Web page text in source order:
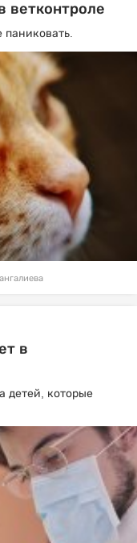
ветконтроле
в
детей, которые